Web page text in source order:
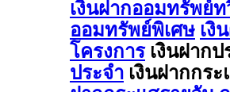
เงินฝากออมทรัพย์
ออมทรัพย์พิเศษ เงิ
โครงการ เงินฝากป
ประจำ เงินฝากกร